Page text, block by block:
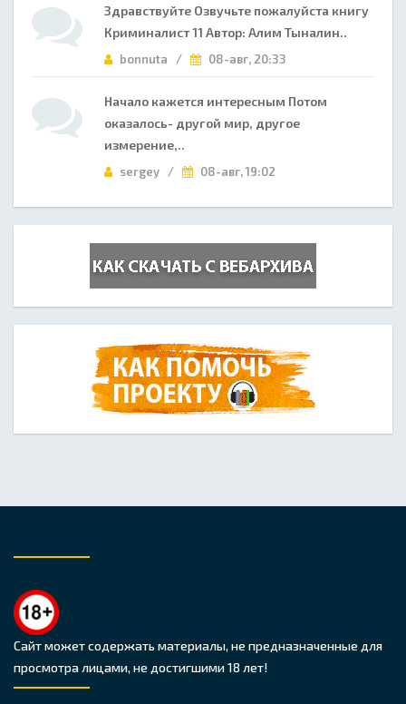
Здравствуйте Озвучьте пожалуйста книгу
Криминалист 11 Автор: Алим Тыналин..
bonnuta / 08-авг, 20:33
Начало кажется интересным Потом
оказалось- другой мир, другое
измерение,..
sergey / 08-авг, 19:02
Сайт может содержать материалы, не предназначенные для
просмотра лицами, не достигшими 18 лет!